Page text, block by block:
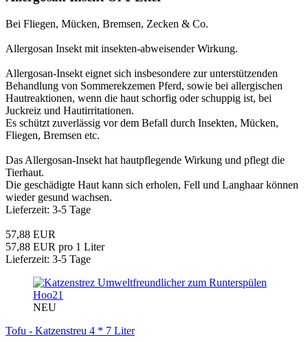
Bei Fliegen, Mücken, Bremsen, Zecken & Co.
Allergosan Insekt mit insekten-abweisender Wirkung.
Allergosan-Insekt eignet sich insbesondere zur unterstützenden
Behandlung von Sommerekzemen Pferd, sowie bei allergischen
Hautreaktionen, wenn die haut schorfig oder schuppig ist, bei
Juckreiz und Hautirritationen.
Es schützt zuverlässig vor dem Befall durch Insekten, Mücken,
Fliegen, Bremsen etc.
Das Allergosan-Insekt hat hautpflegende Wirkung und pflegt die
Tierhaut.
Die geschädigte Haut kann sich erholen, Fell und Langhaar können
wieder gesund wachsen.
Lieferzeit: 3-5 Tage
57,88 EUR
57,88 EUR pro 1 Liter
Lieferzeit: 3-5 Tage
Hoo21
NEU
Tofu - Katzenstreu 4 * 7 Liter